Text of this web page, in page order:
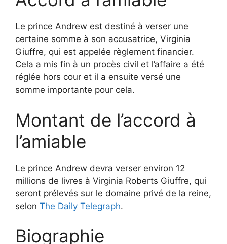
Le prince Andrew est destiné à verser une
certaine somme à son accusatrice, Virginia
Giuffre, qui est appelée règlement financier.
Cela a mis fin à un procès civil et l’affaire a été
réglée hors cour et il a ensuite versé une
somme importante pour cela.
Montant de l’accord à
l’amiable
Le prince Andrew devra verser environ 12
millions de livres à Virginia Roberts Giuffre, qui
seront prélevés sur le domaine privé de la reine,
selon The Daily Telegraph.
Biographie